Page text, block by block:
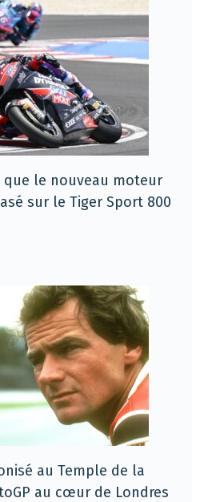
le nouveau moteur
sur le Tiger Sport 800
au Temple de la
au cœur de Londres